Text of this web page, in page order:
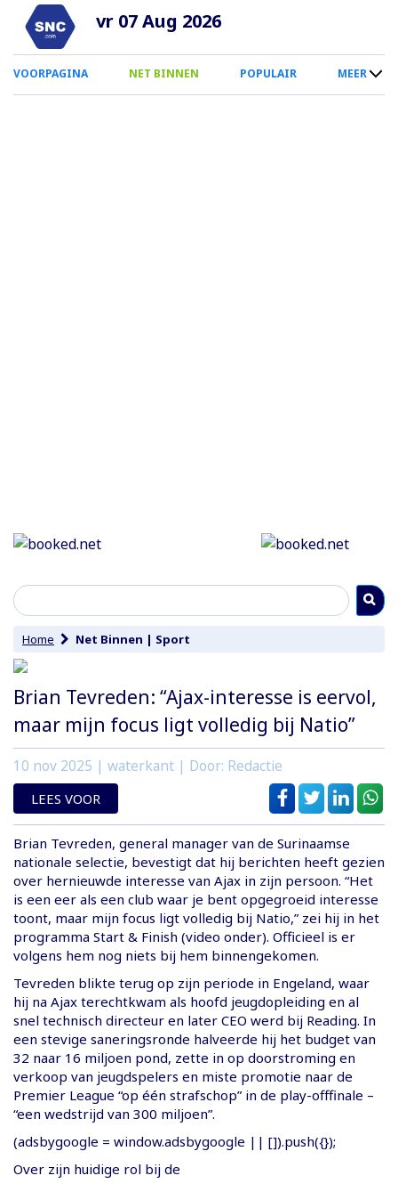
Overslaan
naar
inhoud
vr 07 Aug 2026
0
Smartphone
VOORPAGINA NET BINNEN POPULAIR MEER
Home Net Binnen | Sport
Brian Tevreden: “Ajax-interesse is eervol,
maar mijn focus ligt volledig bij Natio”
10 nov 2025 | waterkant | Door: Redactie
LEES VOOR
Brian Tevreden, general manager van de Surinaamse
nationale selectie, bevestigt dat hij berichten heeft gezien
over hernieuwde interesse van Ajax in zijn persoon. “Het
is een eer als een club waar je bent opgegroeid interesse
toont, maar mijn focus ligt volledig bij Natio,” zei hij in het
programma Start & Finish (video onder). Officieel is er
volgens hem nog niets bij hem binnengekomen.
Tevreden blikte terug op zijn periode in Engeland, waar
hij na Ajax terechtkwam als hoofd jeugdopleiding en al
snel technisch directeur en later CEO werd bij Reading. In
een stevige saneringsronde halveerde hij het budget van
32 naar 16 miljoen pond, zette in op doorstroming en
verkoop van jeugdspelers en miste promotie naar de
Premier League “op één strafschop” in de play-offfinale –
“een wedstrijd van 300 miljoen”.
(adsbygoogle = window.adsbygoogle || []).push({});
Over zijn huidige rol bij de